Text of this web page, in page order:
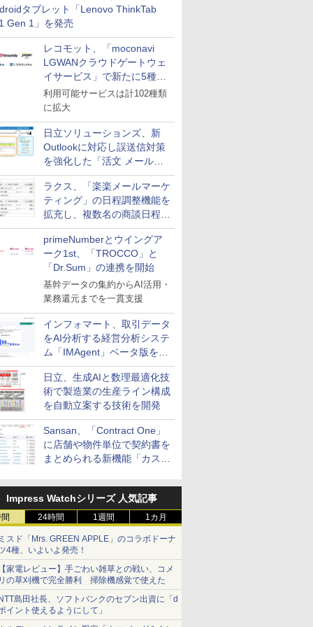
タブレット「Lenovo ThinkTab
Gen 1」を発売
レコモット、「moconavi
LGWANクラウドゲートウェ
イサービス」で新たに5種類
のサービスと連携開始
利用可能サービスは計102種類
に拡大
日立ソリューションズ、新
Outlookに対応し誤送信対策
を強化した「活文 メール誤
送信防止アドインサービス」
を提供
ラクス、「楽楽メールマーケ
ティング」の日程調整機能を
拡充し、複数名の商談日程調
整を効率化
primeNumberとウイングア
ーク1st、「TROCCO」と
「Dr.Sum」の連携を開始
基幹データの集約からAI活用・
業務還元までを一貫支援
インフォマート、取引データ
をAI分析する経営分析システ
ム「IMAgent」ベータ版を提
供
日立、生成AIと数理最適化技
術で製造業の生産ライン構成
を自動立案する技術を開発
Sansan、「Contract One」
に店舗や物件単位で契約書を
まとめられる新機能「カスタ
Impress Watchシリーズ 人気記事
24時間 1週間 1カ月
スド「Mrs. GREEN APPLE」のコラボドーナ
4種、いよいよ発売！
家電レビュー】手ごわい雑草との戦い、コメ
の草刈機で完全勝利 掃除機感覚で使えた
島田社長、ソフトバンクのセブン出資に「d
イント使えるようにして」